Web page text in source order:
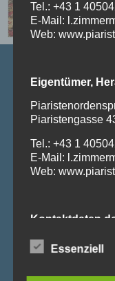
Tel:
Tel.: +43 1
E-Mail:
Web:
Eigentümer,
Piaristengasse
Tel.: +43 1
E-Mail:
Web:
Kontaktdaten
Arnulf Derbuch
Neustiftgasse 71,
Essenziell